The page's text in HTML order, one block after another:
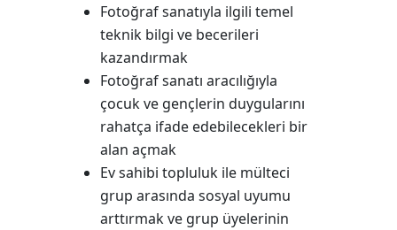
Fotoğraf sanatıyla ilgili temel
teknik bilgi ve becerileri
kazandırmak
Fotoğraf sanatı aracılığıyla
çocuk ve gençlerin duygularını
rahatça ifade edebilecekleri bir
alan açmak
Ev sahibi topluluk ile mülteci
grup arasında sosyal uyumu
arttırmak ve grup üyelerinin